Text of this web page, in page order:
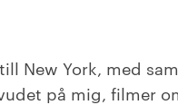
New York, med
på mig, filmer